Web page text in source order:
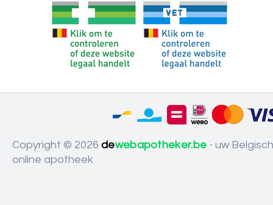
Copyright © 2026 dewebapotheker.be - uw
online apotheek